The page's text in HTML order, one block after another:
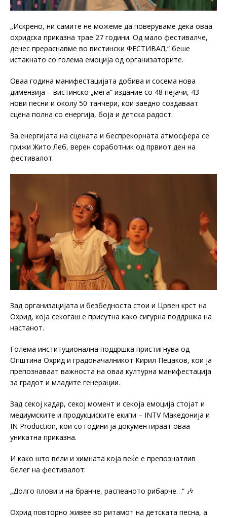
„Искрено, ни самите не можеме да поверуваме дека оваа
охридска приказна трае 27 години. Од мало фестивалче,
денес прераснавме во вистински ФЕСТИВАЛ,“ беше
истакнато со голема емоција од организаторите.
Оваа година манифестацијата добива и сосема нова
димензија – вистинско „мега“ издание со 48 пејачи, 43
нови песни и околу 50 танчери, кои заедно создаваат
сцена полна со енергија, боја и детска радост.
За енергијата на сцената и беспрекорната атмосфера се
грижи Жито Леб, верен соработник од првиот ден на
фестивалот.
Зад организацијата и безбедноста стои и Црвен крст на
Охрид, која секогаш е присутна како сигурна поддршка на
настанот.
Голема институционална поддршка пристигнува од
Општина Охрид и градоначалникот Кирил Пецаков, кои ја
препознаваат важноста на оваа културна манифестација
за градот и младите генерации.
Зад секој кадар, секој момент и секоја емоција стојат и
медиумските и продукциските екипи – INTV Македонија и
IN Production, кои со години ја документираат оваа
уникатна приказна.
И како што вели и химната која веќе е препознатлив
белег на фестивалот:
„Долго плови и на бранче, распеаното рибарче…“ 🎶
Охрид повторно живее во ритамот на детската песна, а